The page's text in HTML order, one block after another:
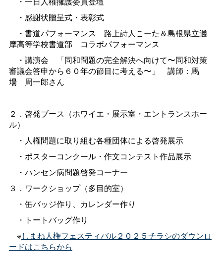
・感謝状贈呈式・表彰式
・書道パフォーマンス 路上詩人こーた＆島根県立邇
摩高等学校書道部 コラボパフォーマンス
・講演会
「同和問題の完全解決へ向けて〜同和対策
審議会答申から６０年の節目に考える〜 」 講師：馬
場 周一郎さん
２．啓発ブース（ホワイエ・展示室・エントランスホー
ル）
・人権問題に取り組む各種団体による啓発展示
・ポスターコンクール・作文コンテスト作品展示
・ハンセン病問題啓発コーナー
３．ワークショップ（多目的室）
・缶バッジ作り、カレンダー作り
・トートバッグ作り
※しまね人権フェスティバル２０２５チラシのダウンロ
ードはこちらから